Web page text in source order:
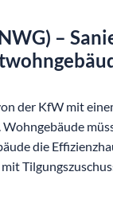
–
der KfW mit
die